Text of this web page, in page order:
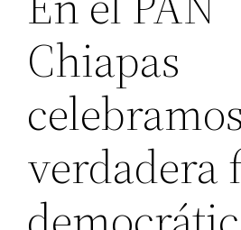
Chiapas
verdadera